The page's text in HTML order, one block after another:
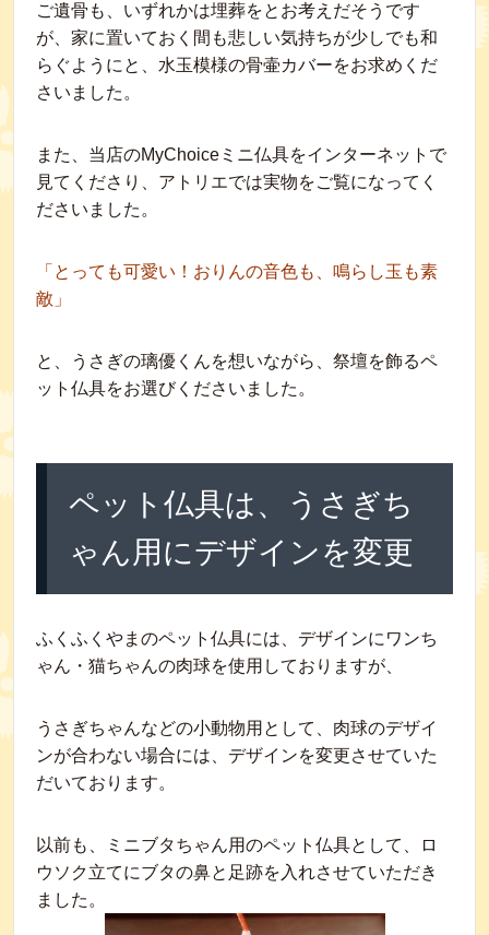
ご遺骨も、いずれかは埋葬をとお考えだそうです
が、家に置いておく間も悲しい気持ちが少しでも和
らぐようにと、水玉模様の骨壷カバーをお求めくだ
さいました。
また、当店のMyChoiceミニ仏具をインターネットで
見てくださり、アトリエでは実物をご覧になってく
ださいました。
「とっても可愛い！おりんの音色も、鳴らし玉も素
敵」
と、うさぎの璃優くんを想いながら、祭壇を飾るペ
ット仏具をお選びくださいました。
ペット仏具は、うさぎち
ゃん用にデザインを変更
ふくふくやまのペット仏具には、デザインにワンち
ゃん・猫ちゃんの肉球を使用しておりますが、
うさぎちゃんなどの小動物用として、肉球のデザイ
ンが合わない場合には、デザインを変更させていた
だいております。
以前も、ミニブタちゃん用のペット仏具として、ロ
ウソク立てにブタの鼻と足跡を入れさせていただき
ました。